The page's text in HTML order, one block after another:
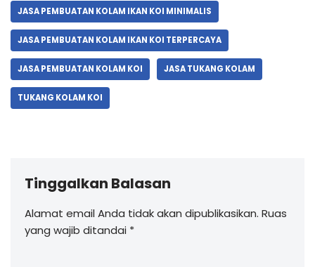
JASA PEMBUATAN KOLAM IKAN KOI MINIMALIS
JASA PEMBUATAN KOLAM IKAN KOI TERPERCAYA
JASA PEMBUATAN KOLAM KOI JASA TUKANG KOLAM
TUKANG KOLAM KOI
Tinggalkan Balasan
Alamat email Anda tidak akan dipublikasikan. Ruas
yang wajib ditandai *